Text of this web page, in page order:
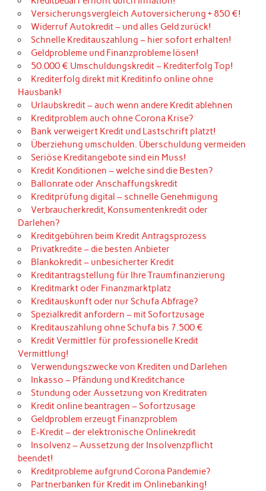
Versicherungsvergleich Autoversicherung + 850 €!
Widerruf Autokredit – und alles Geld zurück!
Schnelle Kreditauszahlung – hier sofort erhalten!
Geldprobleme und Finanzprobleme lösen!
50.000 € Umschuldungskredit – Krediterfolg Top!
Krediterfolg direkt mit Kreditinfo online ohne
Hausbank!
Urlaubskredit – auch wenn andere Kredit ablehnen
Kreditproblem auch ohne Corona Krise?
Bank verweigert Kredit und Lastschrift platzt!
Überziehung umschulden. Überschuldung vermeiden
Seriöse Kreditangebote sind ein Muss!
Kredit Konditionen – welche sind die Besten?
Ballonrate oder Anschaffungskredit
Kreditprüfung digital – schnelle Genehmigung
Verbraucherkredit, Konsumentenkredit oder
Darlehen?
Kreditgebühren beim Kredit Antragsprozess
Privatkredite – die besten Anbieter
Blankokredit – unbesicherter Kredit
Kreditantragstellung für Ihre Traumfinanzierung
Kreditmarkt oder Finanzmarktplatz
Kreditauskunft oder nur Schufa Abfrage?
Spezialkredit anfordern – mit Sofortzusage
Kreditauszahlung ohne Schufa bis 7.500 €
Kredit Vermittler für professionelle Kredit
Vermittlung!
Verwendungszwecke von Krediten und Darlehen
Inkasso – Pfändung und Kreditchance
Stundung oder Aussetzung von Kreditraten
Kredit online beantragen – Sofortzusage
Geldproblem erzeugt Finanzproblem
E-Kredit – der elektronische Onlinekredit
Insolvenz – Aussetzung der Insolvenzpflicht
beendet!
Kreditprobleme aufgrund Corona Pandemie?
Partnerbanken für Kredit im Onlinebanking!